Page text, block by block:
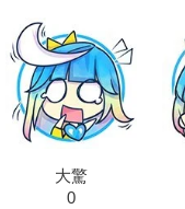
大驚
0